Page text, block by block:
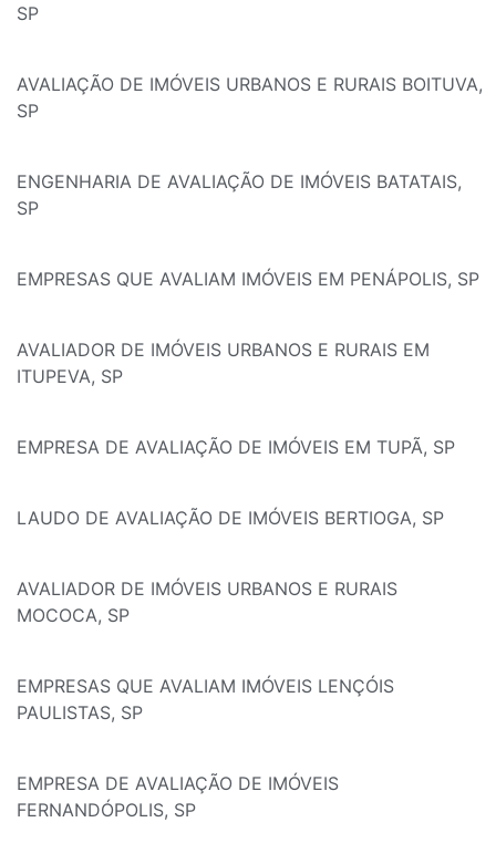
SP
AVALIAÇÃO DE IMÓVEIS URBANOS E RURAIS BOITUVA,
SP
ENGENHARIA DE AVALIAÇÃO DE IMÓVEIS BATATAIS,
SP
EMPRESAS QUE AVALIAM IMÓVEIS EM PENÁPOLIS, SP
AVALIADOR DE IMÓVEIS URBANOS E RURAIS EM
ITUPEVA, SP
EMPRESA DE AVALIAÇÃO DE IMÓVEIS EM TUPÃ, SP
LAUDO DE AVALIAÇÃO DE IMÓVEIS BERTIOGA, SP
AVALIADOR DE IMÓVEIS URBANOS E RURAIS
MOCOCA, SP
EMPRESAS QUE AVALIAM IMÓVEIS LENÇÓIS
PAULISTAS, SP
EMPRESA DE AVALIAÇÃO DE IMÓVEIS
FERNANDÓPOLIS, SP